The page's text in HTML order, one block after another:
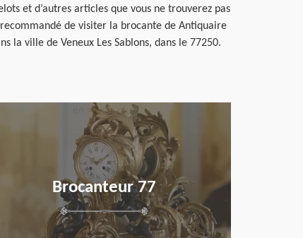
et d’autres articles que vous ne trouverez pas
de visiter la brocante de Antiquaire
la ville de Veneux Les Sablons, dans le 77250.
Brocanteur 77
en savoir plus